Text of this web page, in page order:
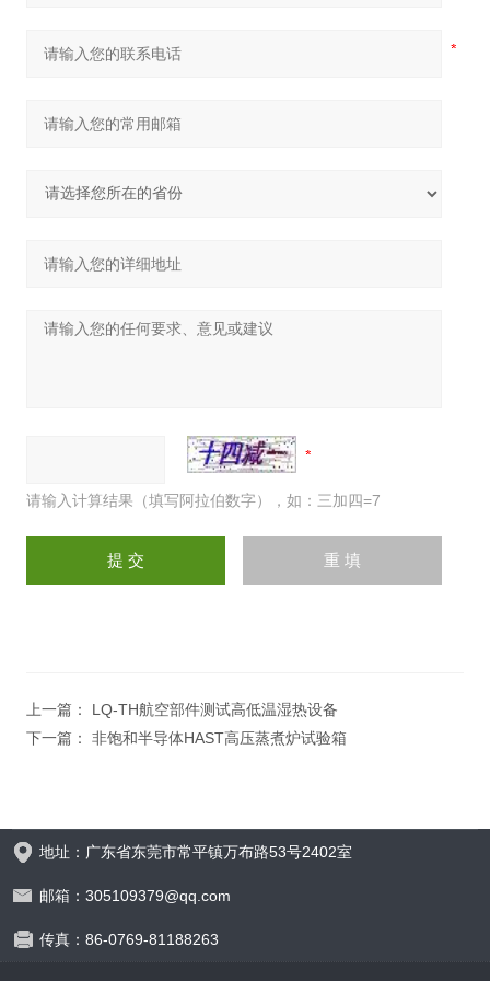
请输入计算结果（填写阿拉伯数字），如：三加四=7
上一篇： LQ-TH航空部件测试高低温湿热设备
下一篇： 非饱和半导体HAST高压蒸煮炉试验箱
地址：广东省东莞市常平镇万布路53号2402室
邮箱：305109379@qq.com
传真：86-0769-81188263